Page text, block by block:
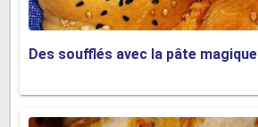
Des soufflés avec la pâte magique